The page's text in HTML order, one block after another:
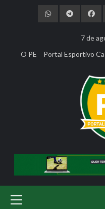
7 de
O PE
Portal Esportivo
Menu